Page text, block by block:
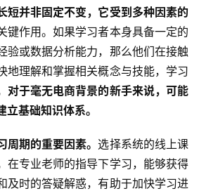
短并非固定不变，它受到多种因素的
键作用。如果学习者本身具备一定的
验或数据分析能力，那么他们在接触
地理解和掌握相关概念与技能，学习
对于毫无电商背景的新手来说，可能
基础知识体系。
周期的重要因素。选择系统的线上课
在专业老师的指导下学习，能够获得
及时的答疑解惑，有助于加快学习进